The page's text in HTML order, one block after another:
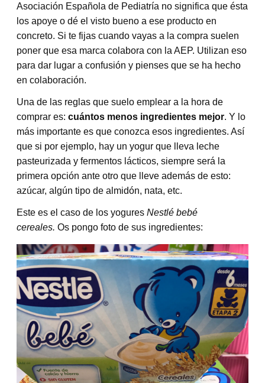
Asociación Española de Pediatría no significa que ésta
los apoye o dé el visto bueno a ese producto en
concreto. Si te fijas cuando vayas a la compra suelen
poner que esa marca colabora con la AEP. Utilizan eso
para dar lugar a confusión y pienses que se ha hecho
en colaboración.
Una de las reglas que suelo emplear a la hora de
comprar es: cuántos menos ingredientes mejor. Y lo
más importante es que conozca esos ingredientes. Así
que si por ejemplo, hay un yogur que lleva leche
pasteurizada y fermentos lácticos, siempre será la
primera opción ante otro que lleve además de esto:
azúcar, algún tipo de almidón, nata, etc.
Este es el caso de los yogures Nestlé bebé
cereales. Os pongo foto de sus ingredientes: